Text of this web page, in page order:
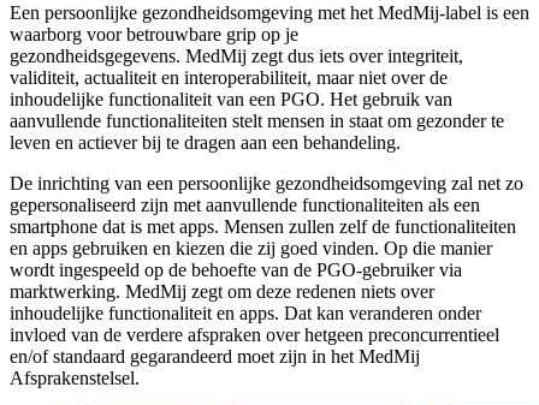
Een persoonlijke gezondheidsomgeving met het MedMij-label is een
waarborg voor betrouwbare grip op je
gezondheidsgegevens. MedMij zegt dus iets over integriteit,
validiteit, actualiteit en interoperabiliteit, maar niet over de
inhoudelijke functionaliteit van een PGO. Het gebruik van
aanvullende functionaliteiten stelt mensen in staat om gezonder te
leven en actiever bij te dragen aan een behandeling.
De inrichting van een persoonlijke gezondheidsomgeving zal net zo
gepersonaliseerd zijn met aanvullende functionaliteiten als een
smartphone dat is met apps. Mensen zullen zelf de functionaliteiten
en apps gebruiken en kiezen die zij goed vinden. Op die manier
wordt ingespeeld op de behoefte van de PGO-gebruiker via
marktwerking. MedMij zegt om deze redenen niets over
inhoudelijke functionaliteit en apps. Dat kan veranderen onder
invloed van de verdere afspraken over hetgeen preconcurrentieel
en/of standaard gegarandeerd moet zijn in het MedMij
Afsprakenstelsel.